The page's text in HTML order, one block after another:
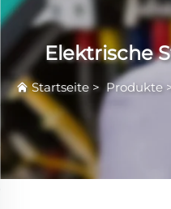
Elektrische
Startseite>Produkte